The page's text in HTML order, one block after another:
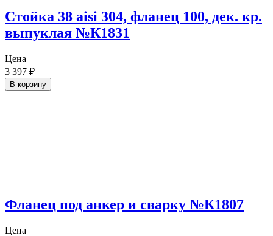
Стойка 38 aisi 304, фланец 100, дек. кр.
выпуклая №К1831
Цена
3 397 ₽
В корзину
Фланец под анкер и сварку №К1807
Цена